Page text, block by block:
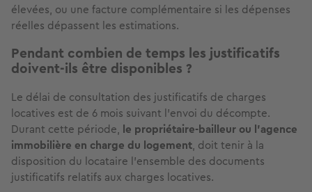
élevées, ou une facture complémentaire si les dépenses
réelles dépassent les estimations.
Pendant combien de temps les justificatifs
doivent-ils être disponibles ?
Le délai de consultation des justificatifs de charges
locatives est de 6 mois suivant l'envoi du décompte.
Durant cette période, le propriétaire-bailleur ou l'agence
immobilière en charge du logement, doit tenir à la
disposition du locataire l'ensemble des documents
justificatifs relatifs aux charges locatives.